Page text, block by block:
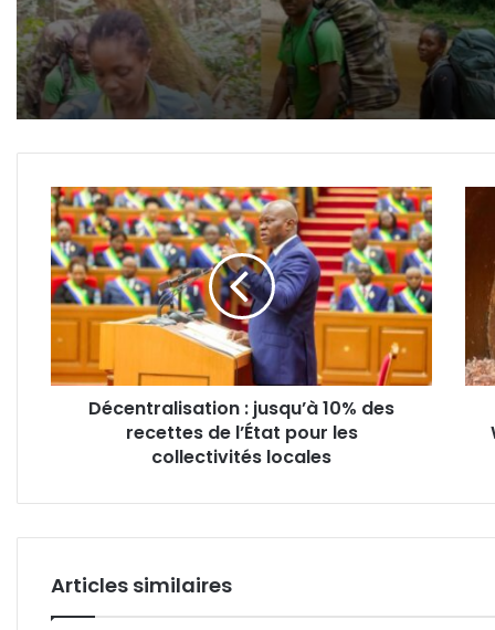
Décentralisation
:
jusqu’à
10%
des
recettes
de
l’État
pour
Décentralisation : jusqu’à 10% des
recettes de l’État pour les
collectivités locales
d'un
Articles similaires